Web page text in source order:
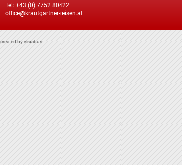
Tel: +43 (0) 7752 80422
office@krautgartner-reisen.at
created by vistabus